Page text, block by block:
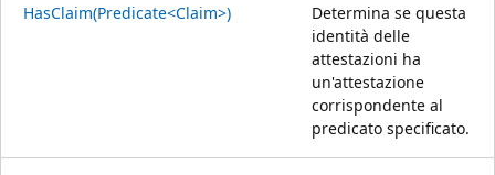
HasClaim(Predicate<Claim>)
Determina se questa
identità delle
attestazioni ha
un'attestazione
corrispondente al
predicato specificato.